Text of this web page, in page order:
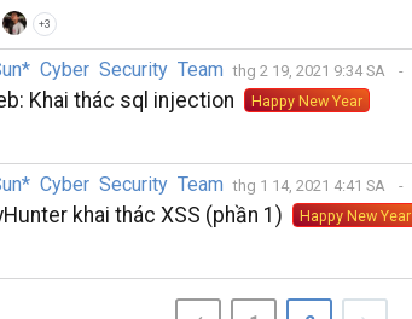
+3
Cyber Security Team thg 2 19, 2021 9:34 SA
Khai thác sql injection Happy New Year
Cyber Security Team thg 1 14, 2021 4:41 SA
khai thác XSS (phần 1) Happy New Year